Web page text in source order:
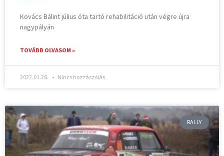
Kovács Bálint július óta tartó rehabilitáció után végre újra
nagypályán
TOVÁBB OLVASOM »
2022.01.28. Nincs hozzászólás
RALLY